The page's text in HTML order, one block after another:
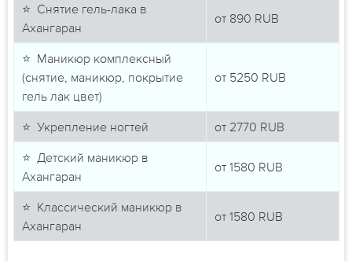
⭐ Снятие гель-лака в
Ахангаран
от 890 RUB
⭐ Маникюр комплексный
(снятие, маникюр, покрытие
гель лак цвет)
от 5250 RUB
⭐ Укрепление ногтей от 2770 RUB
⭐ Детский маникюр в
Ахангаран
от 1580 RUB
⭐ Классический маникюр в
Ахангаран
от 1580 RUB